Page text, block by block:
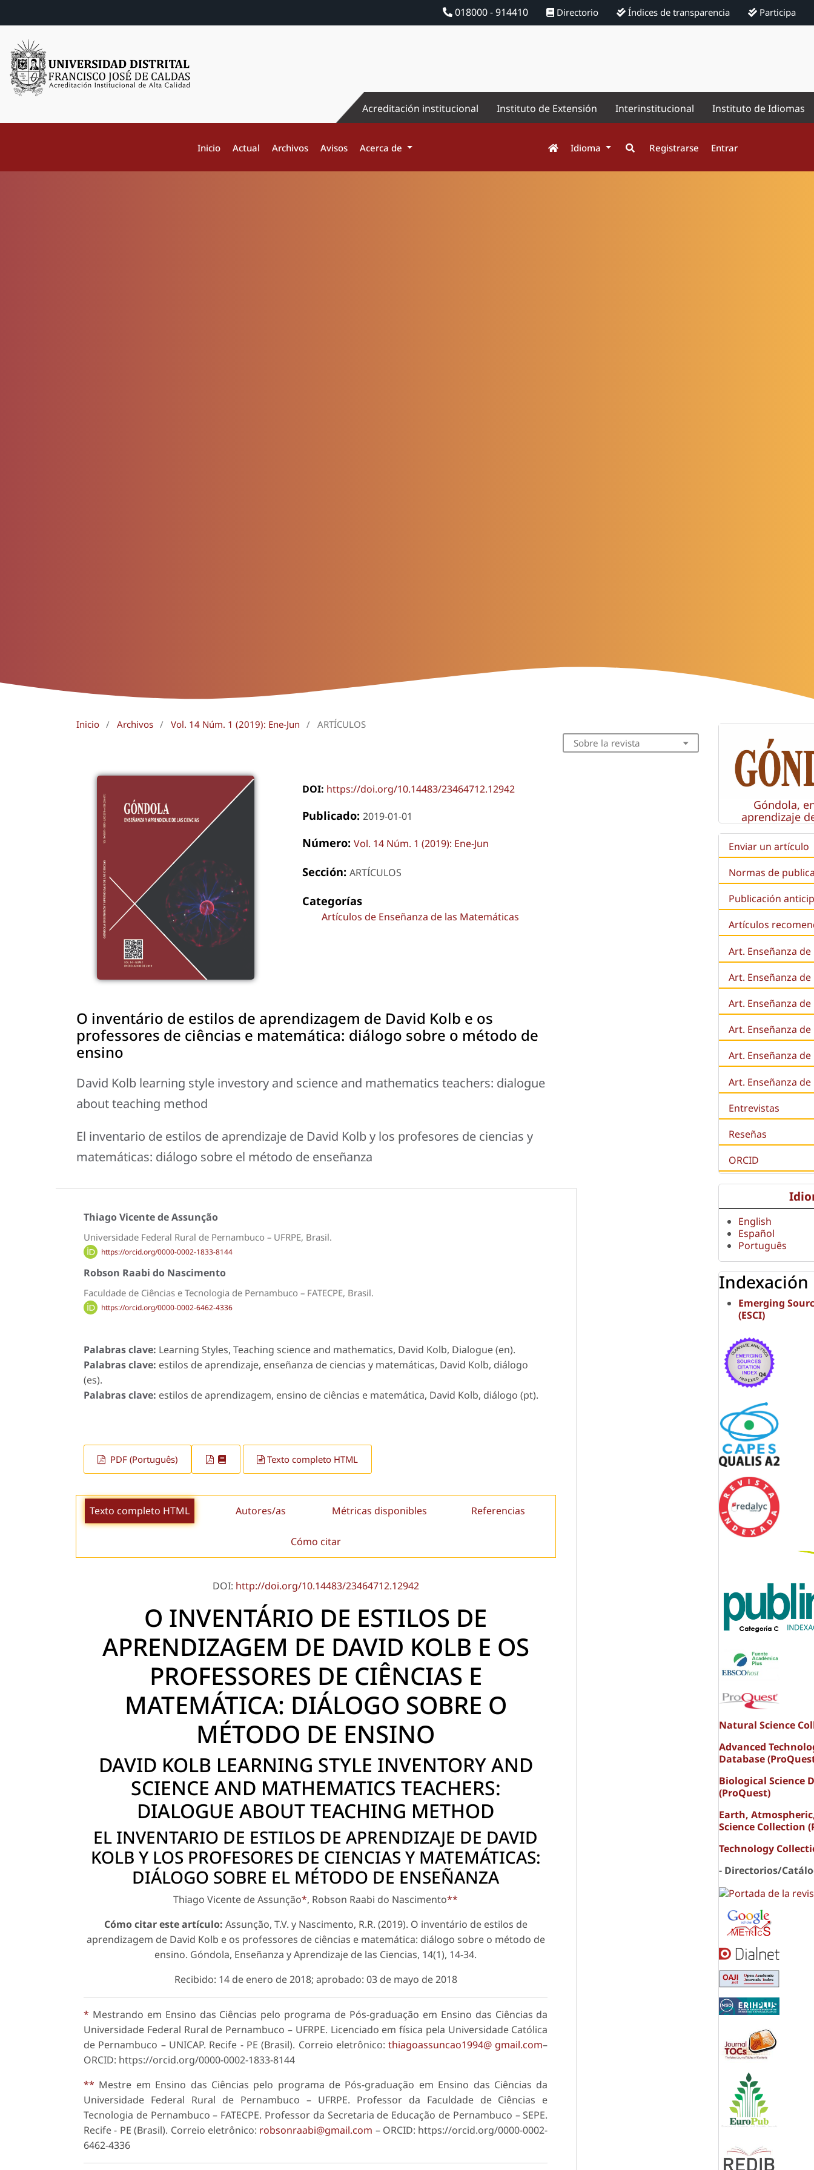
018000 - 914410 Directorio Índices de transparencia Participa
Acreditación institucional Instituto de Extensión Interinstitucional Instituto de Idiomas
Inicio Actual Archivos Avisos Acerca de Idioma Registrarse Entrar
Inicio / Archivos / Vol. 14 Núm. 1 (2019): Ene-Jun / ARTÍCULOS
DOI: https://doi.org/10.14483/23464712.12942
Publicado: 2019-01-01
Número: Vol. 14 Núm. 1 (2019): Ene-Jun
Sección: ARTÍCULOS
Categorías
Artículos de Enseñanza de las Matemáticas
O inventário de estilos de aprendizagem de David Kolb e os
professores de ciências e matemática: diálogo sobre o método de
ensino
David Kolb learning style investory and science and mathematics teachers: dialogue
about teaching method
El inventario de estilos de aprendizaje de David Kolb y los profesores de ciencias y
matemáticas: diálogo sobre el método de enseñanza
Thiago Vicente de Assunção
Universidade Federal Rural de Pernambuco – UFRPE, Brasil.
https://orcid.org/0000-0002-1833-8144
Robson Raabi do Nascimento
Faculdade de Ciências e Tecnologia de Pernambuco – FATECPE, Brasil.
https://orcid.org/0000-0002-6462-4336
Palabras clave: Learning Styles, Teaching science and mathematics, David Kolb, Dialogue (en).
Palabras clave: estilos de aprendizaje, enseñanza de ciencias y matemáticas, David Kolb, diálogo
(es).
Palabras clave: estilos de aprendizagem, ensino de ciências e matemática, David Kolb, diálogo (pt).
PDF (Português) Texto completo HTML
Texto completo HTML Autores/as Métricas disponibles Referencias
Cómo citar
DOI: http://doi.org/10.14483/23464712.12942
O INVENTÁRIO DE ESTILOS DE
APRENDIZAGEM DE DAVID KOLB E OS
PROFESSORES DE CIÊNCIAS E
MATEMÁTICA: DIÁLOGO SOBRE O
MÉTODO DE ENSINO
DAVID KOLB LEARNING STYLE INVENTORY AND
SCIENCE AND MATHEMATICS TEACHERS:
DIALOGUE ABOUT TEACHING METHOD
EL INVENTARIO DE ESTILOS DE APRENDIZAJE DE DAVID
KOLB Y LOS PROFESORES DE CIENCIAS Y MATEMÁTICAS:
DIÁLOGO SOBRE EL MÉTODO DE ENSEÑANZA
Thiago Vicente de Assunção*, Robson Raabi do Nascimento**
Cómo citar este artículo: Assunção, T.V. y Nascimento, R.R. (2019). O inventário de estilos de
aprendizagem de David Kolb e os professores de ciências e matemática: diálogo sobre o método de
ensino. Góndola, Enseñanza y Aprendizaje de las Ciencias, 14(1), 14-34.
Recibido: 14 de enero de 2018; aprobado: 03 de mayo de 2018
* Mestrando em Ensino das Ciências pelo programa de Pós-graduação em Ensino das Ciências da
Universidade Federal Rural de Pernambuco – UFRPE. Licenciado em física pela Universidade Católica
de Pernambuco – UNICAP. Recife - PE (Brasil). Correio eletrônico:thiagoassuncao1994@ gmail.com–
ORCID: https://orcid.org/0000-0002-1833-8144
** Mestre em Ensino das Ciências pelo programa de Pós-graduação em Ensino das Ciências da
Universidade Federal Rural de Pernambuco – UFRPE. Professor da Faculdade de Ciências e
Tecnologia de Pernambuco – FATECPE. Professor da Secretaria de Educação de Pernambuco – SEPE.
Recife - PE (Brasil). Correio eletrônico: robsonraabi@gmail.com – ORCID: https://orcid.org/0000-0002-
6462-4336
Sobre la revista
Góndola,
aprendizaje
Enviar un artículo
Normas de
Publicación
Artículos
Art. Enseñanza
Art. Enseñanza
Art. Enseñanza de
Art. Enseñanza de
Art. Enseñanza
Art. Enseñanza
Entrevistas
Reseñas
ORCID
English
Español
Português
Indexación
Emerging
(ESCI)
Natural Science
Advanced
Database
Biological Science
(ProQuest)
Earth,
Science Collection
Technology
- Directorios/